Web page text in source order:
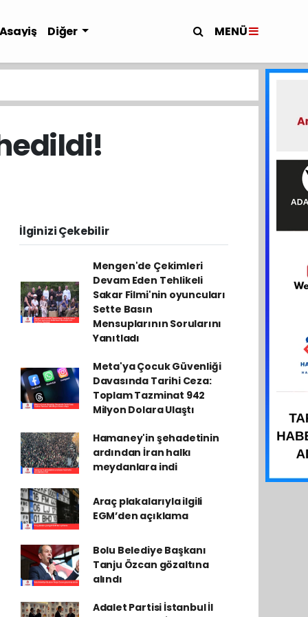
Diğer MENÜ
İlginizi Çekebilir
Mengen'de Çekimleri
Devam Eden Tehlikeli
Sakar Filmi'nin oyuncuları
Sette Basın
Mensuplarının Sorularını
Yanıtladı
Meta'ya Çocuk Güvenliği
Davasında Tarihi Ceza:
Toplam Tazminat 942
Milyon Dolara Ulaştı
Hamaney'in şehadetinin
ardından İran halkı
meydanlara indi
Araç plakalarıyla ilgili
EGM’den açıklama
Bolu Belediye Başkanı
Tanju Özcan gözaltına
alındı
Adalet Partisi İstanbul İl